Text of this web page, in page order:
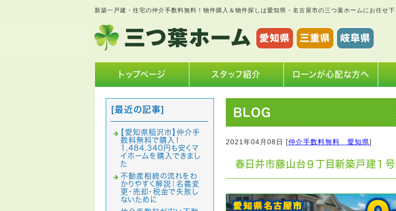
新築一戸建・住宅の仲介手数料無料！物件購入＆物件探しは愛知県・名古屋市の三つ葉ホームにお任せ下
トップページ スタッフ紹介 ローンが心配な方へ
BLOG
2021年04月08日 [仲介手数料無料 愛知県]
春日井市藤山台９丁目新築戸建１号
[最近の記事]
【愛知県稲沢市】仲介手
数料無料で購入！
1,484,340円も安くマ
イホームを購入できまし
た
不動産相続の流れをわ
かりやすく解説｜名義変
更・売却・税金で失敗し
ないために